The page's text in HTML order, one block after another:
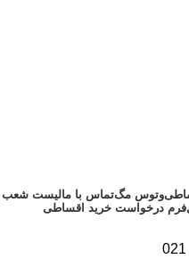
وتوس مگتماس با مالیست شعب
فرم درخواست خرید اقساطی